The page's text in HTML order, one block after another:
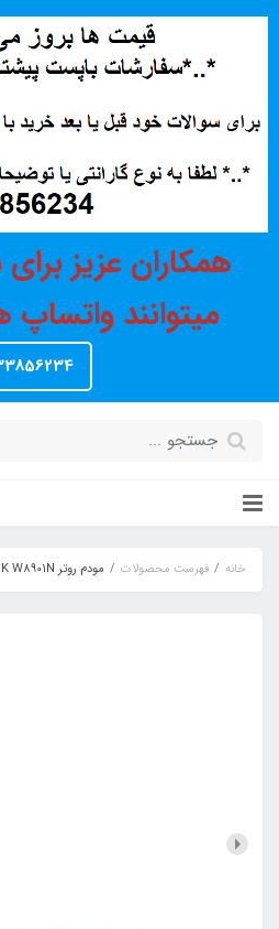
همکاران عزیز
میتوانند
خانه فهرست محصولات مودم روتر TP-LINK W8901N